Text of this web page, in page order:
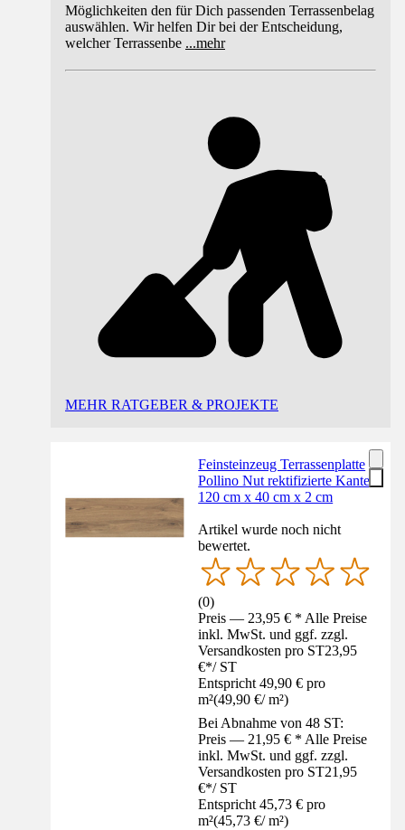
Möglichkeiten den für Dich passenden Terrassenbelag
auswählen. Wir helfen Dir bei der Entscheidung,
welcher Terrassenbe ...mehr
MEHR RATGEBER & PROJEKTE
Feinsteinzeug Terrassenplatte
Pollino Nut rektifizierte Kante
120 cm x 40 cm x 2 cm
Artikel wurde noch nicht
bewertet.
(0)
Preis — 23,95 € * Alle Preise
inkl. MwSt. und ggf. zzgl.
Versandkosten pro ST23,95
€*/ ST
Entspricht 49,90 € pro
m²(49,90 €/ m²)
Bei Abnahme von 48 ST:
Preis — 21,95 € * Alle Preise
inkl. MwSt. und ggf. zzgl.
Versandkosten pro ST21,95
€*/ ST
Entspricht 45,73 € pro
m²(45,73 €/ m²)